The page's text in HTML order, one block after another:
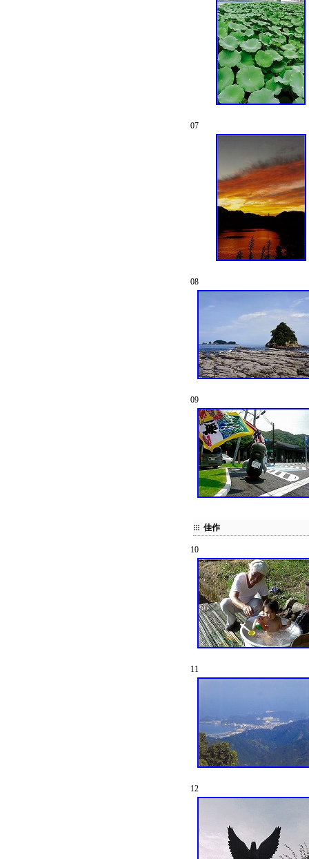
07
08
09
佳作
10
11
12